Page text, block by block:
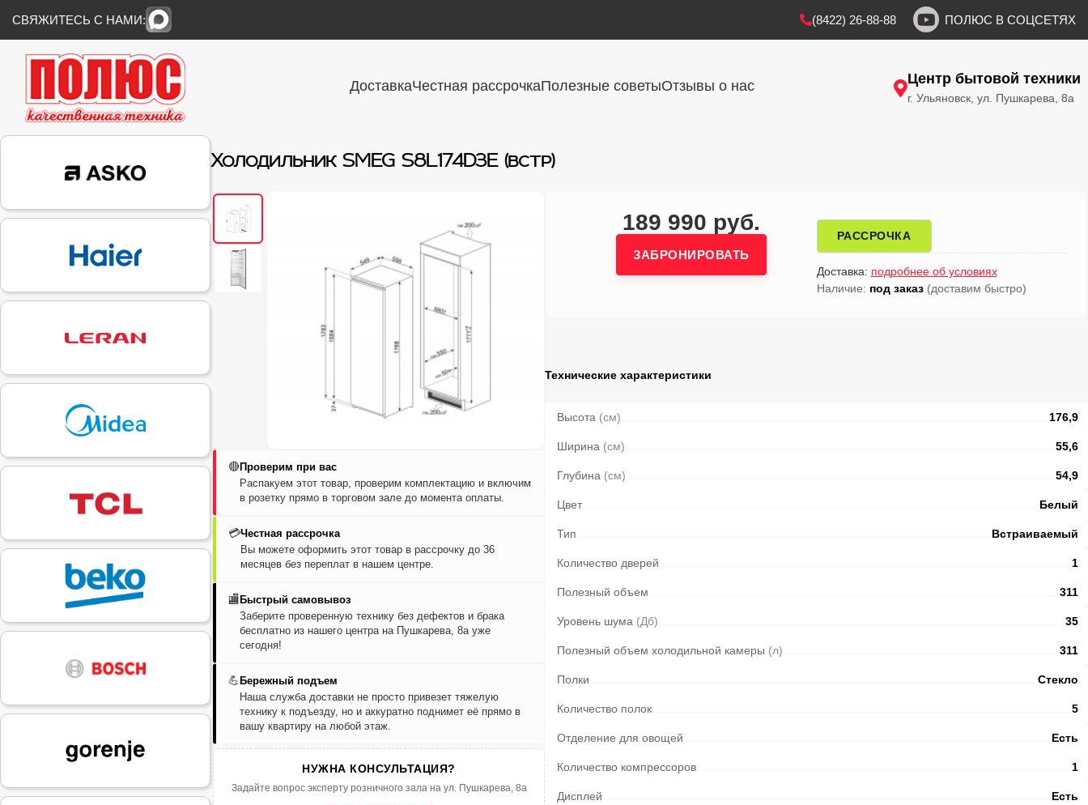
СВЯЖИТЕСЬ С НАМИ: (8422) 26-88-88 ПОЛЮС В СОЦСЕТЯХ
ДоставкаЧестная рассрочкаПолезные советыОтзывы о нас Центр бытовой техники
г. Ульяновск, ул. Пушкарева, 8а
Холодильник SMEG S8L174D3E (встр)
🔴Проверим при вас
Распакуем этот товар, проверим комплектацию и включим
в розетку прямо в торговом зале до момента оплаты.
💳Честная рассрочка
Вы можете оформить этот товар в рассрочку до 36
месяцев без переплат в нашем центре.
🏬 Быстрый самовывоз
Заберите проверенную технику без дефектов и брака
бесплатно из нашего центра на Пушкарева, 8а уже
сегодня!
💪 Бережный подъем
Наша служба доставки не просто привезет тяжелую
технику к подъезду, но и аккуратно поднимет её прямо в
вашу квартиру на любой этаж.
НУЖНА КОНСУЛЬТАЦИЯ?
Задайте вопрос эксперту розничного зала на ул. Пушкарева, 8а
189 990 руб.
ЗАБРОНИРОВАТЬ
РАССРОЧКА
Доставка: подробнее об условиях
Наличие: под заказ(доставим быстро)
Технические характеристики
Высота (см) 176,9
Ширина (см) 55,6
Глубина (см) 54,9
Цвет Белый
Тип Встраиваемый
Количество дверей 1
Полезный объем 311
Уровень шума (Дб) 35
Полезный объем холодильной камеры (л) 311
Полки Стекло
Количество полок 5
Отделение для овощей Есть
Количество компрессоров 1
Дисплей Есть